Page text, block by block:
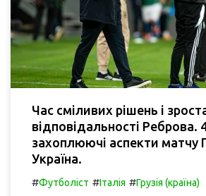
Час сміливих рішень і
відповідальності Реброва.
захоплюючі аспекти матчу
Україна.
#Футболіст #Італія #Грузія (країна)